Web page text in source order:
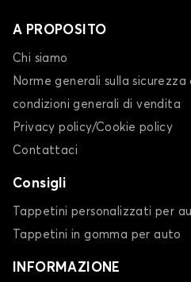
A PROPOSITO
Chi siamo
Norme generali sulla
condizioni generali di vendita
Privacy policy/Cookie policy
Contattaci
Consigli
Tappetini personalizzati per
Tappetini in gomma per auto
INFORMAZIONE